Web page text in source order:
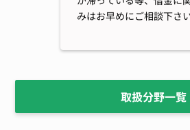
みはお早めにご相談下さい
取扱分野一覧